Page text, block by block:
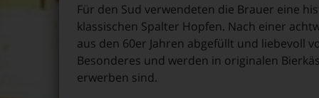
Für den Sud verwendeten die Brauer eine
klassischen Spalter Hopfen. Nach einer
aus den 60er Jahren abgefüllt und liebevoll
Besonderes und werden in originalen
erwerben sind.